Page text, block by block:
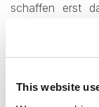
This website
schaffen erst
KI ist nur